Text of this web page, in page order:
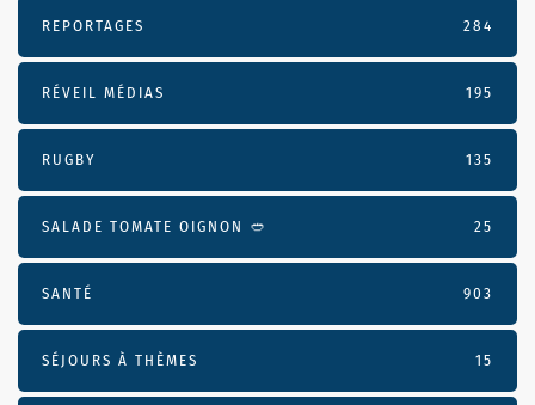
REPORTAGES 284
RÉVEIL MÉDIAS 195
RUGBY 135
SALADE TOMATE OIGNON 🥙 25
SANTÉ 903
SÉJOURS À THÈMES 15